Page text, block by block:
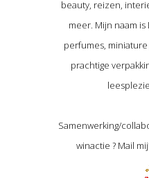
beauty, reizen,
meer. Mijn naam
perfumes,
prachtige
Samenwerking/
winactie ? Mail